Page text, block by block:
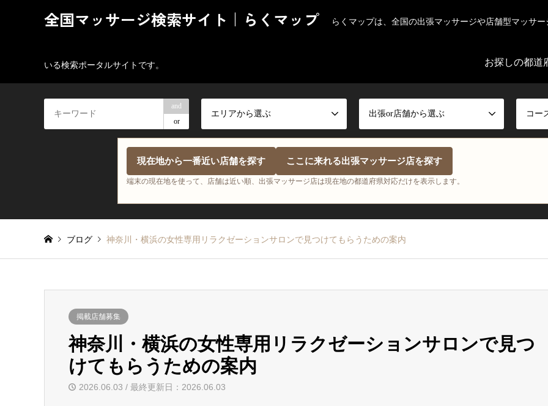
全国マッサージ検索サイト｜らくマップ らくマップは、全国の出張マッサージや店舗型マッサ
いる検索ポータルサイトです。 お探しの都道
and
or
エリアから選ぶ 出張or店舗から選ぶ コー
現在地から一番近い店舗を探す ここに来れる出張マッサージ店を探す
端末の現在地を使って、店舗は近い順、出張マッサージ店は現在地の都道府県対応だけを表示します。
ブログ 神奈川・横浜の女性専用リラクゼーションサロンで見つけてもらうための案内
掲載店舗募集
神奈川・横浜の女性専用リラクゼーションサロンで見つ
けてもらうための案内
2026.06.03 / 最終更新日：2026.06.03